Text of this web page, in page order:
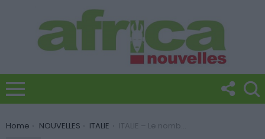
You are here:
Home NOUVELLES ITALIE
ITALIE – Le nombre des enfants d’immigrés inscrits dans les universités est en hausse